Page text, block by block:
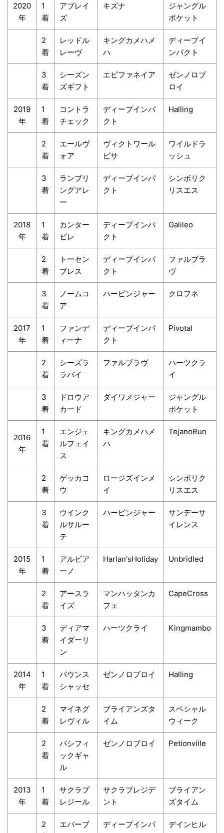
2020
年
1
着
アブレイ
ズ
キズナ
ジャングル
ポケット
2
着
レッドル
レーヴ
キングカメハメ
ハ
ディープイ
ンパクト
3
着
シーズン
ズギフト
エピファネイア
ゼンノロブ
ロイ
2019
年
1
着
コントラ
チェック
ディープインパ
クト
Halling
2
着
エールヴ
ォア
ヴィクトワール
ピサ
ワイルドラ
ッシュ
3
着
ランブリ
ングアレ
ー
ディープインパ
クト
シンボリク
リスエス
2018
年
1
着
カンター
ビレ
ディープインパ
クト
Galileo
2
着
トーセン
ブレス
ディープインパ
クト
ファルブラ
ヴ
3
着
ノームコ
ア
ハービンジャー クロフネ
2017
年
1
着
ファンデ
ィーナ
ディープインパ
クト
Pivotal
2
着
シーズラ
ラバイ
ファルブラヴ
ハーツクラ
イ
3
着
ドロウア
カード
ダイワメジャー
ジャングル
ポケット
2016
年
1
着
エンジェ
ルフェイ
ス
キングカメハメ
ハ
TejanoRun
2
着
ゲッカコ
ウ
ロージズインメ
イ
シンボリク
リスエス
3
着
ウインク
ルサルー
テ
ハービンジャー
サンデーサ
イレンス
2015
年
1
着
アルビア
ーノ
Harlan'sHoliday Unbridled
2
着
アースラ
イズ
マンハッタンカ
フェ
CapeCross
3
着
ディアマ
イダーリ
ン
ハーツクライ Kingmambo
2014
年
1
着
バウンス
シャッセ
ゼンノロブロイ Halling
2
着
マイネグ
レヴィル
ブライアンズタ
イム
スペシャル
ウィーク
2
着
パシフィ
ックギャ
ル
ゼンノロブロイ Petionville
2013
年
1
着
サクラプ
レジール
サクラプレジデ
ント
ブライアン
ズタイム
2
エバーブ
ディープインパ
デインヒル